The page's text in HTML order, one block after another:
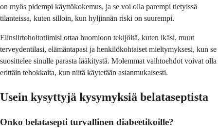
on myös pidempi käyttökokemus, ja se voi olla parempi tietyissä
tilanteissa, kuten silloin, kun hyljinnän riski on suurempi.
Elinsiirtohoitotiimisi ottaa huomioon tekijöitä, kuten ikäsi, muut
terveydentilasi, elämäntapasi ja henkilökohtaiset mieltymyksesi, kun se
suosittelee sinulle parasta lääkitystä. Molemmat vaihtoehdot voivat olla
erittäin tehokkaita, kun niitä käytetään asianmukaisesti.
Usein kysyttyjä kysymyksiä belataseptista
Onko belatasepti turvallinen diabeetikoille?